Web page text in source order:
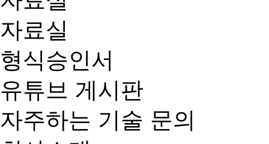
자료실
형식승인서
유튜브 게시판
자주하는 기술 문의